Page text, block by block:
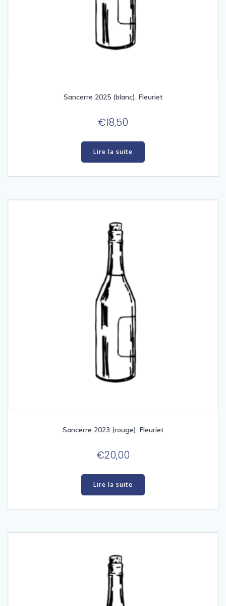
Sancerre 2025 (blanc), Fleuriet
€18,50
Lire la suite
Sancerre 2023 (rouge), Fleuriet
€20,00
Lire la suite